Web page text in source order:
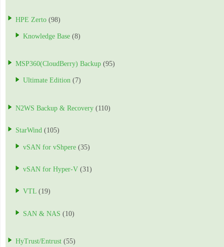
HPE Zerto (98)
Knowledge Base (8)
MSP360(CloudBerry) Backup (95)
Ultimate Edition (7)
N2WS Backup & Recovery (110)
StarWind (105)
vSAN for vShpere (35)
vSAN for Hyper-V (31)
VTL (19)
SAN & NAS (10)
HyTrust/Entrust (55)